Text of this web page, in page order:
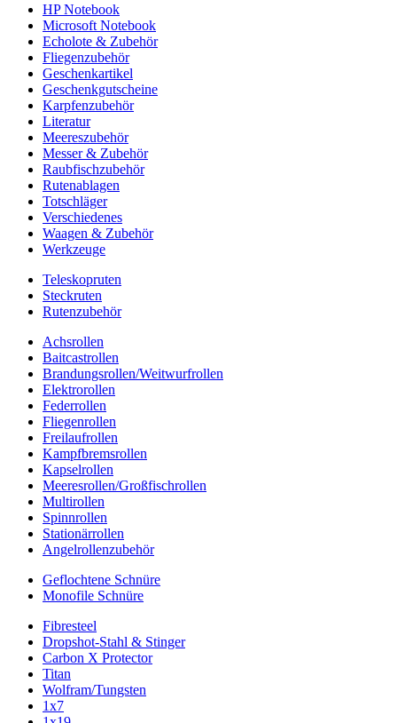
HP Notebook
Microsoft Notebook
Echolote & Zubehör
Fliegenzubehör
Geschenkartikel
Geschenkgutscheine
Karpfenzubehör
Literatur
Meereszubehör
Messer & Zubehör
Raubfischzubehör
Rutenablagen
Totschläger
Verschiedenes
Waagen & Zubehör
Werkzeuge
Teleskopruten
Steckruten
Rutenzubehör
Achsrollen
Baitcastrollen
Brandungsrollen/Weitwurfrollen
Elektrorollen
Federrollen
Fliegenrollen
Freilaufrollen
Kampfbremsrollen
Kapselrollen
Meeresrollen/Großfischrollen
Multirollen
Spinnrollen
Stationärrollen
Angelrollenzubehör
Geflochtene Schnüre
Monofile Schnüre
Fibresteel
Dropshot-Stahl & Stinger
Carbon X Protector
Titan
Wolfram/Tungsten
1x7